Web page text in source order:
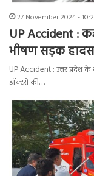
27 November 2024 -
UP Accident :
भीषण सड़क
UP Accident : उत्तर प्रदेश
डॉक्टरों की…